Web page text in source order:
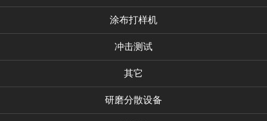
涂布打样机
冲击测试
其它
研磨分散设备